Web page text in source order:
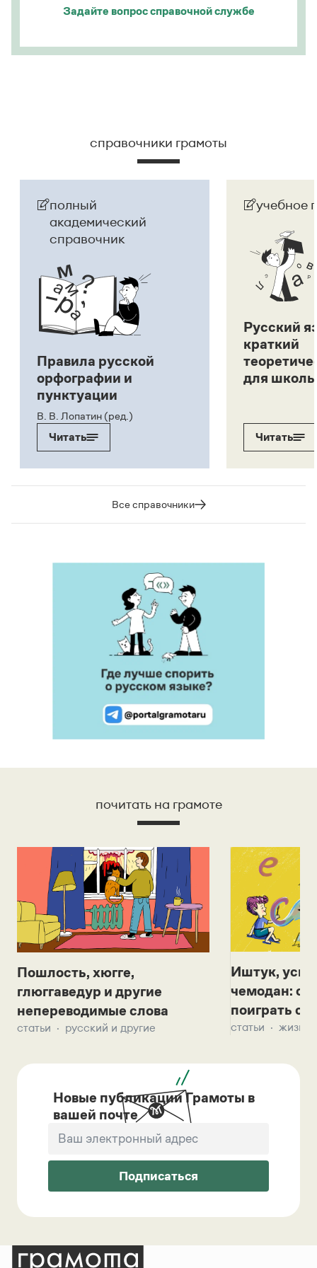
Задайте вопроссправочной службе
справочники грамоты
полный
академический
справочник
Правила русской
орфографии и
пунктуации
В. В. Лопатин (ред.)
Читать
учебное
Русский
краткий
для
Читать
Все справочники
почитать на грамоте
Пошлость, хюгге,
глюггаведур и другие
непереводимые слова
статьи русский и другие
Иштук,
чемодан:
поиграть с
статьи жизнь
Новые публикации Грамоты в
вашей почте
Подписаться